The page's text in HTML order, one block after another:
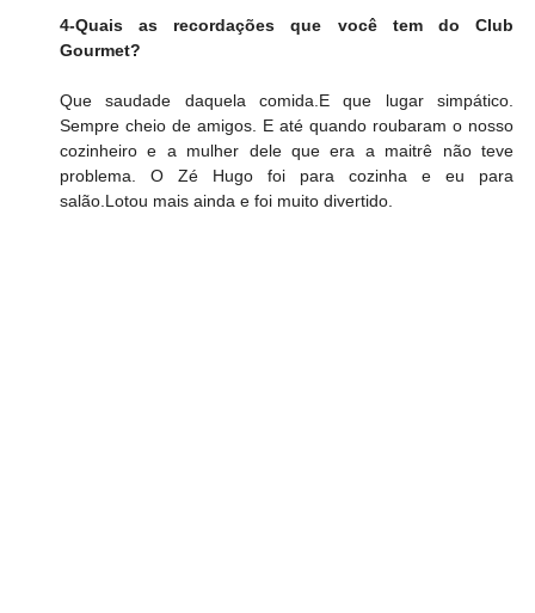
4-Quais as recordações que você tem do Club
Gourmet?
Que saudade daquela comida.E que lugar simpático.
Sempre cheio de amigos. E até quando roubaram o nosso
cozinheiro e a mulher dele que era a maitrê não teve
problema. O Zé Hugo foi para cozinha e eu para
salão.Lotou mais ainda e foi muito divertido.